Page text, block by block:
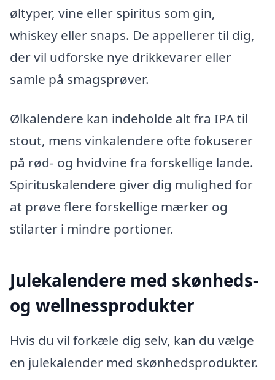
øltyper, vine eller spiritus som gin,
whiskey eller snaps. De appellerer til dig,
der vil udforske nye drikkevarer eller
samle på smagsprøver.
Ølkalendere kan indeholde alt fra IPA til
stout, mens vinkalendere ofte fokuserer
på rød- og hvidvine fra forskellige lande.
Spirituskalendere giver dig mulighed for
at prøve flere forskellige mærker og
stilarter i mindre portioner.
Julekalendere med skønheds-
og wellnessprodukter
Hvis du vil forkæle dig selv, kan du vælge
en julekalender med skønhedsprodukter.